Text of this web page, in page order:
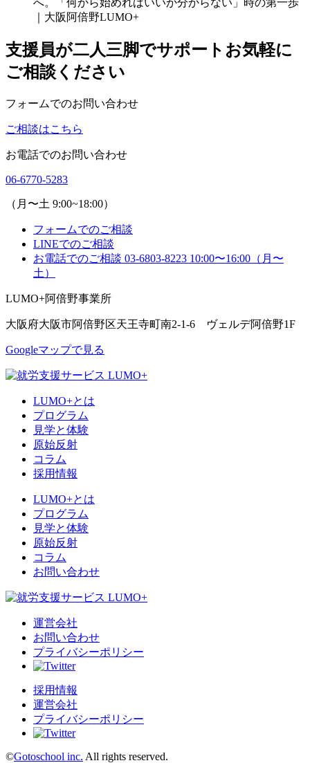
｜大阪阿倍野LUMO+
支援員が二人三脚でサポート お気軽に
ご相談ください
フォームでのお問い合わせ
ご相談はこちら
お電話でのお問い合わせ
06-6770-5283
（月〜土 9:00~18:00）
フォームでのご相談
LINEでのご相談
お電話でのご相談 03-6803-8223 10:00〜16:00（月〜
土）
LUMO+阿倍野事業所
大阪府大阪市阿倍野区天王寺町南2-1-6 ヴェルデ阿倍野1F
Googleマップで見る
LUMO+とは
プログラム
見学と体験
原始反射
コラム
採用情報
LUMO+とは
プログラム
見学と体験
原始反射
コラム
お問い合わせ
運営会社
お問い合わせ
プライバシーポリシー
採用情報
運営会社
プライバシーポリシー
©Gotoschool inc. All rights reserved.